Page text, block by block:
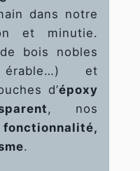
dans notre
et minutie.
bois nobles
et
d’époxy
, nos
fonctionnalité,
.